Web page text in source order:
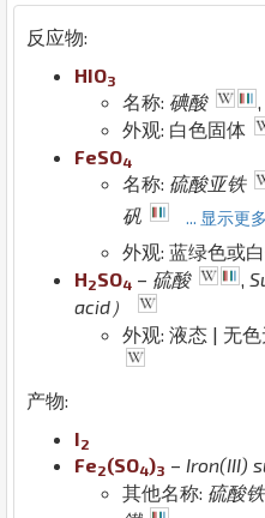
反应物:
HIO3
名称: 碘酸
外观: 白色固体
FeSO4
名称: 硫酸亚铁
矾
... 显示更多
外观: 蓝绿色或
H2SO4 – 硫酸 ,
acid）
外观: 液态 | 无
产物:
I2
Fe2(SO4)3 – Iron(III)
其他名称: 硫酸铁